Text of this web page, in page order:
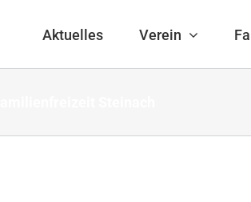
Aktuelles Verein